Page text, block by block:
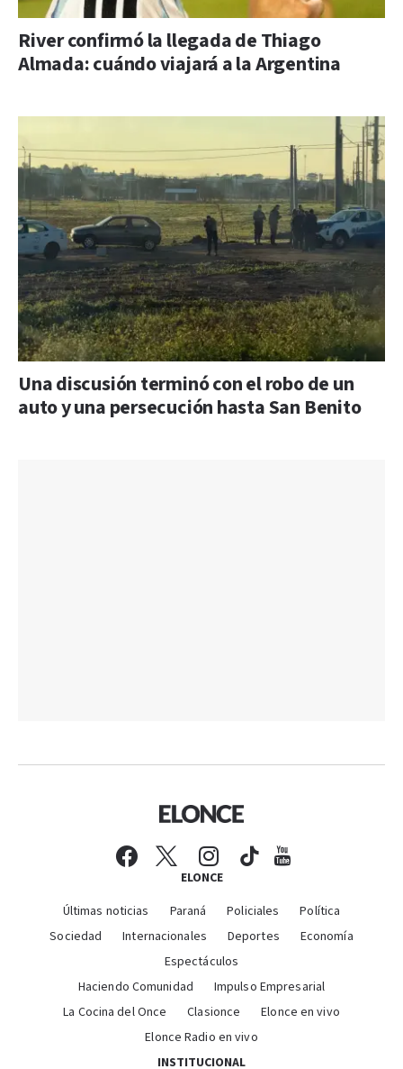
River confirmó la llegada de Thiago
Almada: cuándo viajará a la Argentina
Una discusión terminó con el robo de un
auto y una persecución hasta San Benito
ELONCE
Últimas noticias Paraná Policiales
Política
Sociedad
Internacionales Deportes
Economía
Espectáculos
Haciendo Comunidad
Impulso Empresarial
La Cocina del Once
Clasionce
Elonce en vivo
Elonce Radio en vivo
INSTITUCIONAL